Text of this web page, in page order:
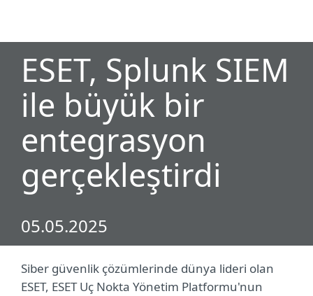
ESET, Splunk SIEM
ile büyük bir
entegrasyon
gerçekleştirdi
05.05.2025
Siber güvenlik çözümlerinde dünya lideri olan
ESET, ESET Uç Nokta Yönetim Platformu'nun